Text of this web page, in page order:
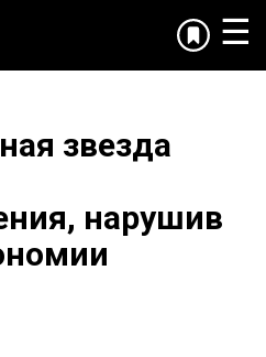
☰
звезда
нарушив